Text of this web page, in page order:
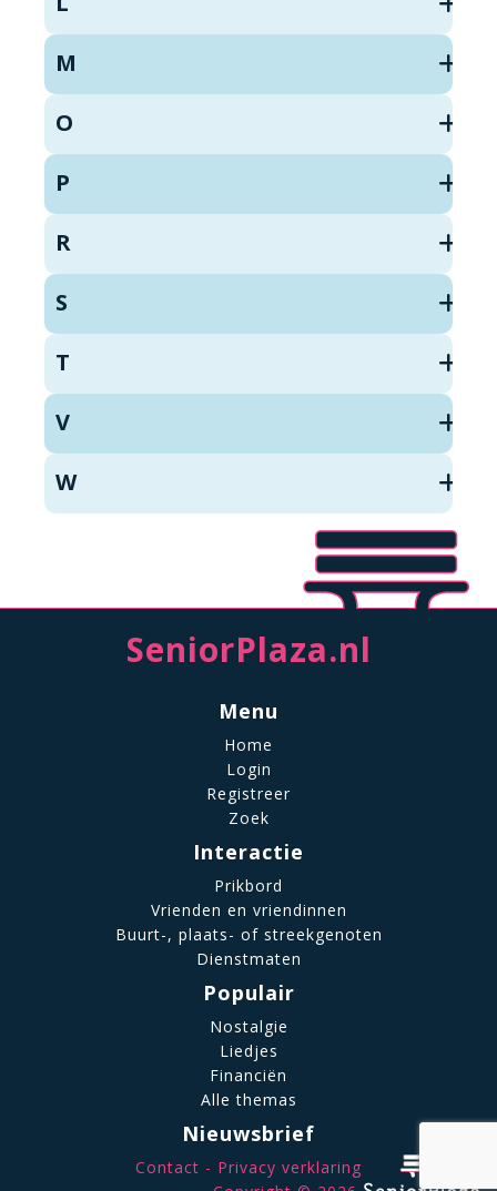
M
O
P
R
S
T
V
W
SeniorPlaza.nl
Menu
Home
Login
Registreer
Zoek
Interactie
Prikbord
Vrienden en vriendinnen
Buurt-, plaats- of streekgenoten
Dienstmaten
Populair
Nostalgie
Liedjes
Financiën
Alle themas
Nieuwsbrief
Contact
Privacy verklaring